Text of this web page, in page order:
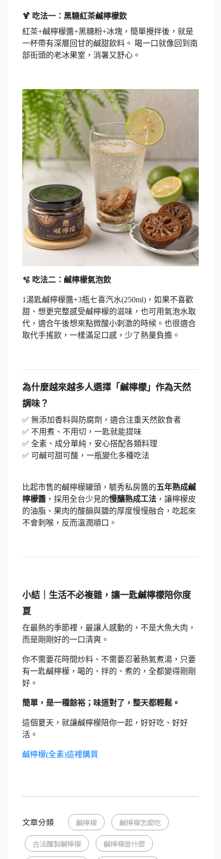
🍹 吃法一：黑糖紅茶鹹檸檬飲
紅茶+鹹檸檬醬+黑糖粉+冰塊，簡單攪拌後，就是
一杯帶有深層回甘的鹹甜飲料。 喝一口就像回到南
部街頭的老冰果室，消暑又舒心。
🫧 吃法二：鹹檸檬氣泡飲
1湯匙鹹檸檬醬+3瓶七喜汽水(250ml)，如果不喜歡
甜、想更完整感受鹹檸檬的滋味，也可用氣泡水取
代，適合午後想來點微酸小刺激的時候。也很適合
取代手搖飲，一樣滿足口感，少了熱量負擔。
為什麼越來越多人選擇「鹹檸檬」作為天然
調味？
✅ 無添加香料與防腐劑，適合注重天然飲食者
✅ 不用煮、不用切，一匙就能提味
✅ 全素、成分單純，安心搭配各類料理
✅ 可鹹可甜可酸，一瓶變化多種吃法
比起市售的鹹檸檬罐頭，毓秀私房醬的五年熟成鹹
檸檬醬 ，採用全台少見的慢釀熟成工法 ，讓檸檬皮
的油脂、果肉的酸韻與鹽的厚度慢慢融合，吃起來
不會刺喉，反而溫潤順口。
小結｜生活不必複雜，讓一匙鹹檸檬陪你度
夏
在最熱的季節裡，最讓人感動的，不是大魚大肉，
而是剛剛好的一口清爽。
你不需要花時間炒料、不需要忍著熱氣煮湯，只要
有一匙鹹檸檬，喝的、拌的、煮的，全都變得剛剛
好。
簡單，是一種餘裕；味道對了，整天都輕鬆。
這個夏天，就讓鹹檸檬陪你一起，好好吃、好好
活。
鹹檸檬(全素)這裡購買
文章分類 鹹檸檬 鹹檸檬怎麼吃
古法釀製鹹檸檬 鹹檸檬是什麼